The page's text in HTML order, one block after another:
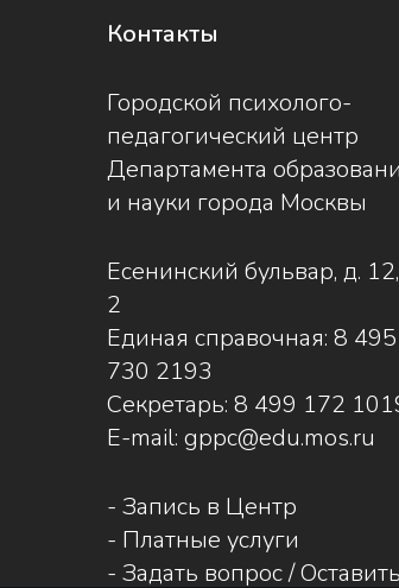
Контакты
Городской психолого-
педагогический центр
Департамента
и науки города Москвы
Есенинский бульвар, д.
2
Единая справочная: 8 495
730 2193
Секретарь: 8 499 172
E-mail: gppc@edu.mos.ru
- Запись в Центр
- Платные услуги
- Задать вопрос / Оставить